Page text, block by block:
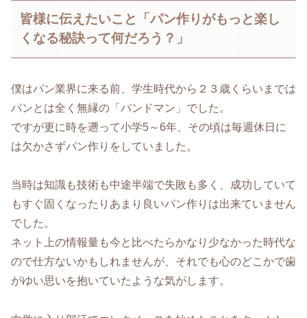
皆様に伝えたいこと「パン作りがもっと楽し
くなる秘訣って何だろう？」
僕はパン業界に来る前、学生時代から２３歳くらいまでは
パンとは全く無縁の「バンドマン」でした。
ですが更に時を遡って小学5～6年、その頃は毎週休日に
は欠かさずパン作りをしていました。
当時は知識も技術も中途半端で失敗も多く、成功していて
もすぐ固くなったりあまり良いパン作りは出来ていません
でした。
ネット上の情報量も今と比べたらかなり少なかった時代な
ので仕方ないかもしれませんが、それでも心のどこかで歯
がゆい思いを抱いていたような気がします。